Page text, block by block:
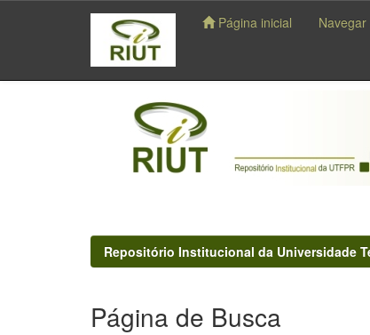
navigation
Página inicial Navegar
Repositório Institucional da Universidade
Página de Busca